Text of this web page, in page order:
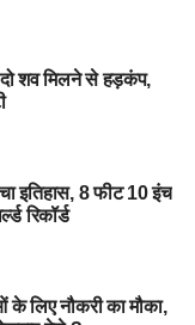
हुआ केस
प्रशासन ने
और समाधान के प्रयास
टंकी से नीचे उतर आए।
में शामिल सभी
शव मिलने से हड़कंप,
इतिहास, 8 फीट 10 इंच
रिकॉर्ड
के लिए नौकरी का मौका,